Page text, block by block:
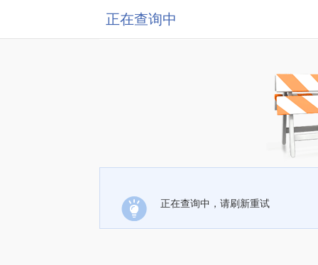
正在查询中
正在查询中，请刷新重试